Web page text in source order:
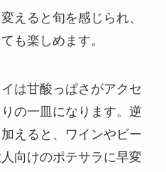
えると旬を感じられ、
も楽しめます。
は甘酸っぱさがアクセ
の一皿になります。逆
えると、ワインやビー
向けのポテサラに早変